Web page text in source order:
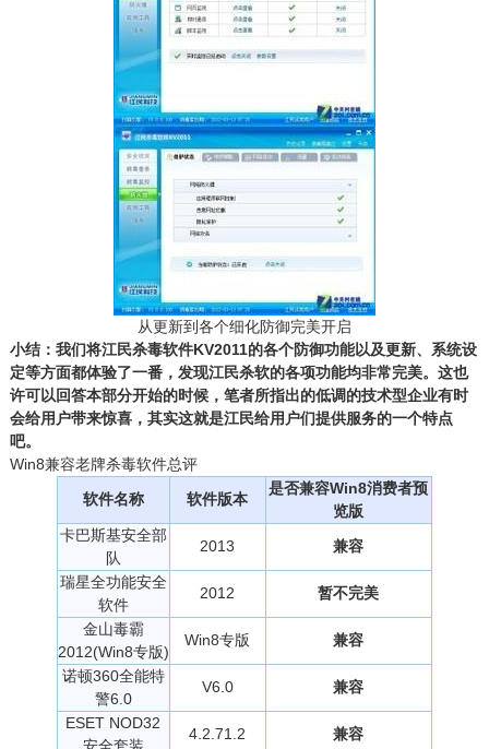
从更新到各个细化防御完美开启
小结：我们将江民杀毒软件KV2011的各个防御功能以及更新、系统设
定等方面都体验了一番，发现江民杀软的各项功能均非常完美。这也
许可以回答本部分开始的时候，笔者所指出的低调的技术型企业有时
会给用户带来惊喜，其实这就是江民给用户们提供服务的一个特点
吧。
Win8兼容老牌杀毒软件总评
软件名称
软件版本
是否兼容Win8消费者预
览版
卡巴斯基安全部
队
2013 兼容
瑞星全功能安全
软件
2012 暂不完美
金山毒霸
2012(Win8专版)
Win8专版 兼容
诺顿360全能特
警6.0
V6.0 兼容
ESET NOD32
4.2.71.2 兼容